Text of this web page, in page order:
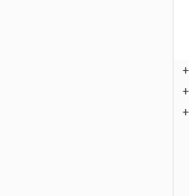
+
+
+